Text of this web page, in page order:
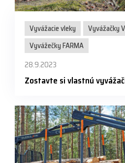
Vyvážacie vleky
Vyvážačky
Vyvážečky FARMA
28.9.2023
Zostavte si vlastnú